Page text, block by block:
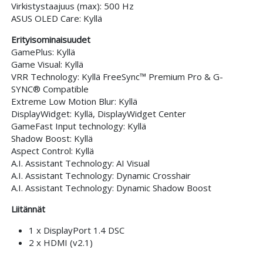
Virkistystaajuus (max): 500 Hz
ASUS OLED Care: Kyllä
Erityisominaisuudet
GamePlus: Kyllä
Game Visual: Kyllä
VRR Technology: Kyllä FreeSync™ Premium Pro & G-
SYNC® Compatible
Extreme Low Motion Blur: Kyllä
DisplayWidget: Kyllä, DisplayWidget Center
GameFast Input technology: Kyllä
Shadow Boost: Kyllä
Aspect Control: Kyllä
A.I. Assistant Technology: AI Visual
A.I. Assistant Technology: Dynamic Crosshair
A.I. Assistant Technology: Dynamic Shadow Boost
Liitännät
1 x DisplayPort 1.4 DSC
2 x HDMI (v2.1)